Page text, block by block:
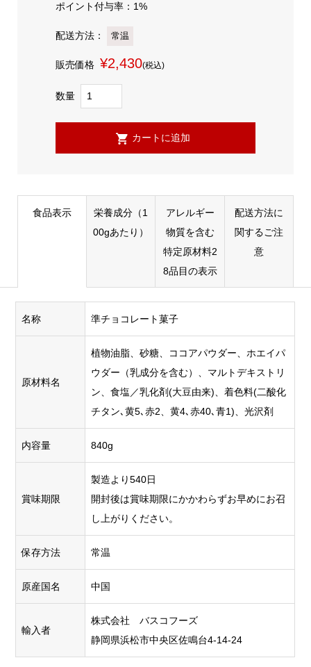
ポイント付与率：1%
配送方法： 常温
販売価格 ¥2,430(税込)
数量
食品表示
栄養成分（1
00gあたり）
アレルギー
物質を含む
特定原材料2
8品目の表示
配送方法に
関するご注
意
名称 準チョコレート菓子
原材料名
植物油脂、砂糖、ココアパウダー、ホエイパ
ウダー（乳成分を含む）、マルトデキストリ
ン、食塩／乳化剤(大豆由来)、着色料(二酸化
チタン､黄5､赤2、黄4､赤40､青1)、光沢剤
内容量 840g
賞味期限
製造より540日
開封後は賞味期限にかかわらずお早めにお召
し上がりください。
保存方法 常温
原産国名 中国
輸入者
株式会社 バスコフーズ
静岡県浜松市中央区佐鳴台4-14-24